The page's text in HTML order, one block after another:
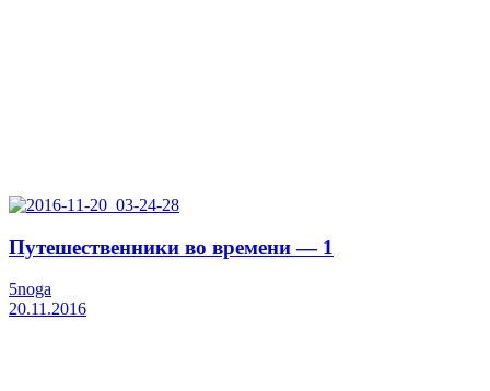
Путешественники во времени — 1
5noga
20.11.2016